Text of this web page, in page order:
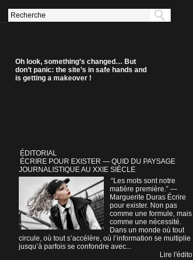
Oh look, something’s changed… But
don’t panic: the site’s in safe hands and
is getting a makeover !
ÉDITORIAL
ÉCRIRE POUR EXISTER — QUID DU PAYSAGE
JOURNALISTIQUE AU XXIE SIÈCLE
“Les mots sont notre
matière première.” —
Marguerite Duras Écrire
pour exister. Non pas
comme une formule, mais
comme une nécessité.
Dans un monde où tout
circule, où tout s’accélère, où l’information se multiplie
jusqu’à parfois se confondre avec...
Lire l'édito